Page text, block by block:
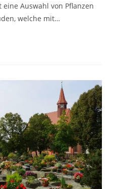
Auswahl von Pflanzen
welche mit…